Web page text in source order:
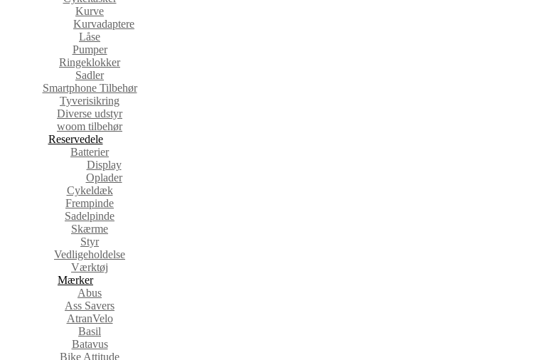
Kurve
Kurvadaptere
Låse
Pumper
Ringeklokker
Sadler
Smartphone Tilbehør
Tyverisikring
Diverse udstyr
woom tilbehør
Reservedele
Batterier
Display
Oplader
Cykeldæk
Frempinde
Sadelpinde
Skærme
Styr
Vedligeholdelse
Værktøj
Mærker
Abus
Ass Savers
AtranVelo
Basil
Batavus
Bike Attitude